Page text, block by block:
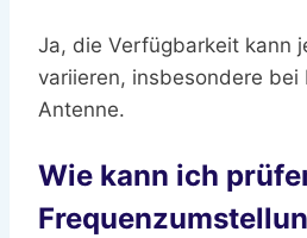
Ja, die Verfügbarkeit kann
variieren, insbesondere bei
Antenne.
Wie kann ich